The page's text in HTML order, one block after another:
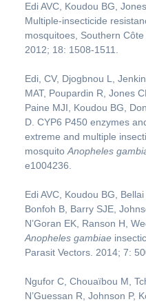
Edi AVC, Koudou BG,
Multiple-insecticide
mosquitoes, Southern Côte
2012; 18: 1508-1511.
Edi, CV, Djogbnou L,
MAT, Poupardin R, Jones
Paine MJI, Koudou BG,
D. CYP6 P450 enzymes
extreme and multiple
mosquito Anopheles
e1004236.
Edi AVC, Koudou BG,
Bonfoh B, Barry SJE,
N’Goran EK, Ranson H,
Anopheles gambiae
Parasit Vectors. 2014; 7:
Ngufor C, Chouaïbou M,
N’Guessan R, Johnson P,